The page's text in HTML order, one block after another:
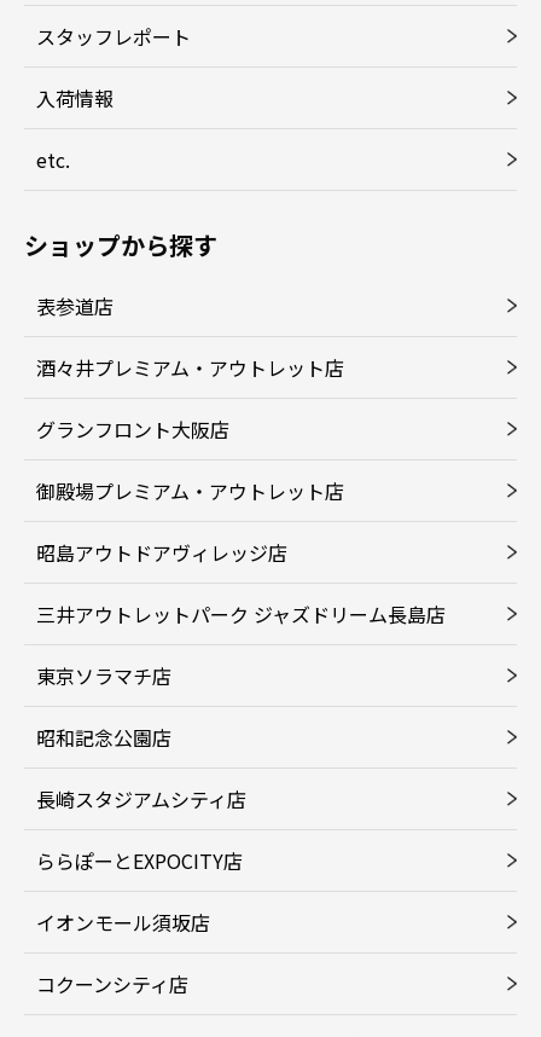
スタッフレポート
入荷情報
etc.
ショップから探す
表参道店
酒々井プレミアム・アウトレット店
グランフロント大阪店
御殿場プレミアム・アウトレット店
昭島アウトドアヴィレッジ店
三井アウトレットパーク ジャズドリーム長島店
東京ソラマチ店
昭和記念公園店
長崎スタジアムシティ店
ららぽーとEXPOCITY店
イオンモール須坂店
コクーンシティ店